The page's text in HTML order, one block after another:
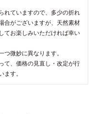
れていますので、多少の折れ
合がございますが、天然素材
てお楽しみいただければ幸い
つ微妙に異なります。
て、価格の見直し・改定が行
ます。